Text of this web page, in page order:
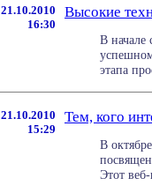
21.10.2010
16:30
Высокие
В начале
этапа
21.10.2010
15:29
Тем, кого
В
Этот